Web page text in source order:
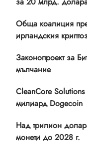
Обща коалиция
ирландския
Законопроект за
мълчание
CleanCore
милиард Dogecoin
Над трилион
монети до 2028 г.